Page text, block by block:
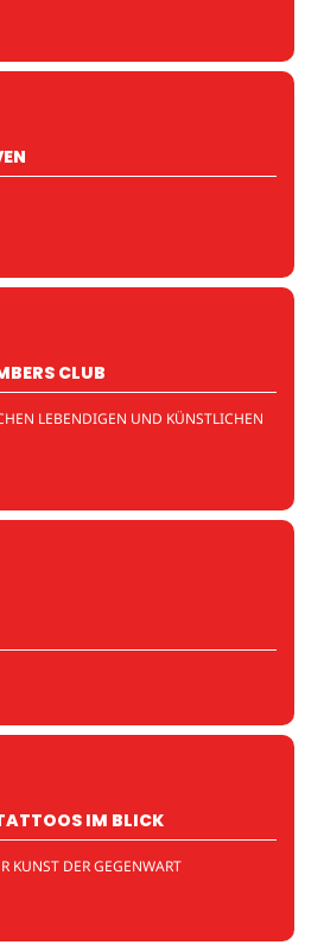
CLUB
LEBENDIGEN UND KÜNSTLICHEN
IM BLICK
KUNST DER GEGENWART